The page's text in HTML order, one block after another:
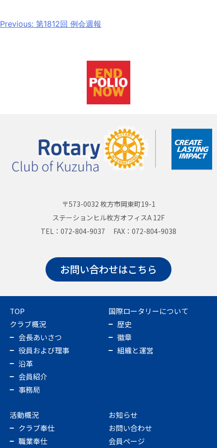
Previous: 第1812回 例会週報
〒573-0032 枚方市岡東町19-1
ステーションヒル枚方オフィスA 12F
TEL：072-804-9037 FAX：072-804-9038
お問い合わせはこちら
TOP
クラブ概況
会長あいさつ
役員および理事
沿革
会員紹介
事務局
国際ロータリーについて
歴史
徽章
組織と運営
活動概況
クラブ奉仕
職業奉仕
お知らせ
お問い合わせ
会員ページ